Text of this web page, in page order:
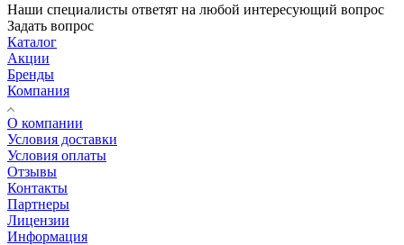
Наши специалисты ответят на любой интересующий вопрос
Задать вопрос
Каталог
Акции
Бренды
Компания
О компании
Условия доставки
Условия оплаты
Отзывы
Контакты
Партнеры
Лицензии
Информация